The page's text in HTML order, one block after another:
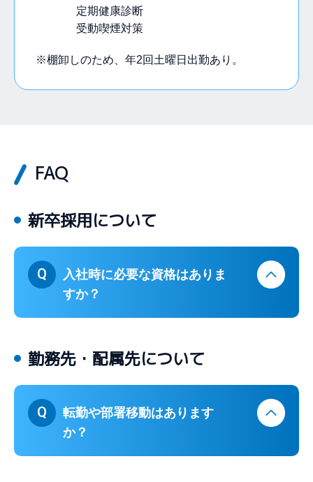
定期健康診断
受動喫煙対策
※棚卸しのため、年2回土曜日出勤あり。
FAQ
新卒採用について
Q
入社時に必要な資格はありま
すか？
勤務先・配属先について
Q
転勤や部署移動はあります
か？